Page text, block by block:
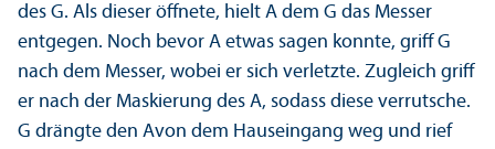
des G. Als dieser öffnete, hielt A dem G das Messer
entgegen. Noch bevor A etwas sagen konnte, griff G
nach dem Messer, wobei er sich verletzte. Zugleich griff
er nach der Maskierung des A, sodass diese verrutsche.
G drängte den Avon dem Hauseingang weg und rief